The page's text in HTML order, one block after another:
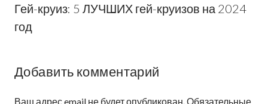
Гей-круиз: 5 ЛУЧШИХ гей-круизов на 2024
год
Добавить комментарий
Ваш адрес email не будет опубликован.Обязательные